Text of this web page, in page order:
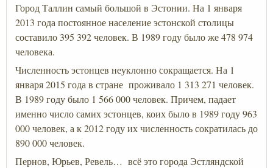
Город Таллин самый большой в Эстонии. На 1 января
2013 года постоянное население эстонской столицы
составило 395 392 человек. В 1989 году было же 478 974
человека.
Численность эстонцев неуклонно сокращается. На 1
января 2015 года в стране проживало 1 313 271 человек.
В 1989 году было 1 566 000 человек. Причем, падает
именно число самих эстонцев, коих было в 1989 году 963
000 человек, а к 2012 году их численность сократилась до
890 000 человек.
Пернов, Юрьев, Ревель… всё это города Эстляндской